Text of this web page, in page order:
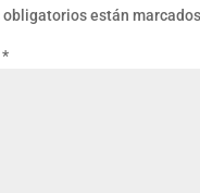
obligatorios están
*